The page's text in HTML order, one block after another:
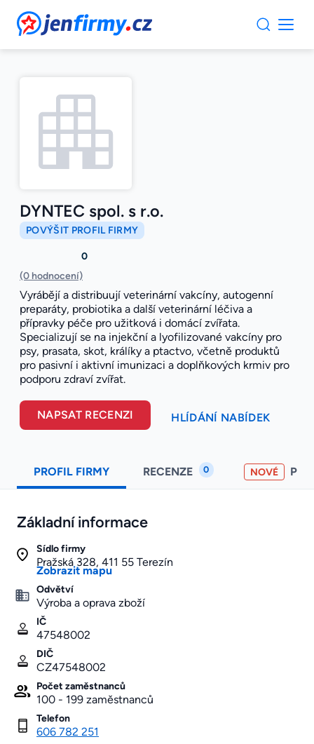
JenFirmy.cz
DYNTEC spol. s r.o.
POVÝŠIT PROFIL FIRMY
0
(0 hodnocení)
Vyrábějí a distribuují veterinární vakcíny, autogenní
preparáty, probiotika a další veterinární léčiva a
přípravky péče pro užitková i domácí zvířata.
Specializují se na injekční a lyofilizované vakcíny pro
psy, prasata, skot, králíky a ptactvo, včetně produktů
pro pasivní i aktivní imunizaci a doplňkových krmiv pro
podporu zdraví zvířat.
NAPSAT RECENZI HLÍDÁNÍ NABÍDEK
PROFIL FIRMY RECENZE 0 NOVÉ
Základní informace
Sídlo firmy
Pražská 328, 411 55 Terezín
Zobrazit mapu
Odvětví
Výroba a oprava zboží
IČ
47548002
DIČ
CZ47548002
Počet zaměstnanců
100 - 199 zaměstnanců
Telefon
606 782 251